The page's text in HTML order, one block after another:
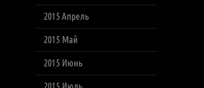
2015 Апрель
2015 Май
2015 Июнь